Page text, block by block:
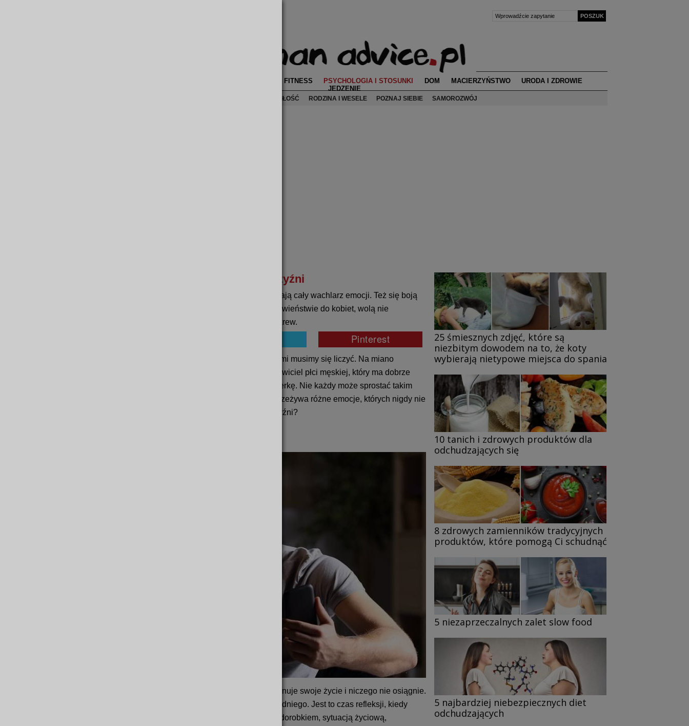
FITNESS PSYCHOLOGIA I STOSUNKI DOM MACIERZYŃSTWO
URODA I ZDROWIE
JEDZENIE
MIŁOŚĆ RODZINA I WESELE POZNAJ SIEBIE SAMOROZWÓJ
10 rzeczy, których wstydzą się mężczyźni
Zarówno kobiety, jak i mężczyźni codziennie przeżywają cały wachlarz emocji. Też się boją
samotności, porażki, niepowodzenia. Jednak w przeciwieństwie do kobiet, wolą nie
okazywać swoich emocji i zawsze zachowują zimną krew.
Świat i społeczeństwo dyktuje swoje zasady, z którymi musimy się liczyć. Na miano
prawdziwego faceta zasługuje wyłącznie ten przedstawiciel płci męskiej, który ma dobrze
płatną pracę, dom, samochód, rodzinę czy stałą partnerkę. Nie każdy może sprostać takim
wymaganiom. Na drodze ku sukcesowi mężczyzna przeżywa różne emocje, których nigdy nie
okazuje. Czego najbardziej się wstydzą i boją mężczyźni?
Każdy mężczyzna najbardziej się boje tego, że zmarnuje swoje życie i niczego nie osiągnie.
W wieku 40 lat mężczyzna przeżywa kryzys wieku średniego. Jest to czas refleksji, kiedy
ludzie zastanawiają się nad swoim dotychczasowym dorobkiem, sytuacją życiową,
25 śmiesznych zdjęć, które są
niezbitym dowodem na to, że koty
wybierają nietypowe miejsca do spania
10 tanich i zdrowych produktów dla
odchudzających się
8 zdrowych zamienników tradycyjnych
produktów, które pomogą Ci schudnąć
5 niezaprzeczalnych zalet slow food
5 najbardziej niebezpiecznych diet
odchudzających